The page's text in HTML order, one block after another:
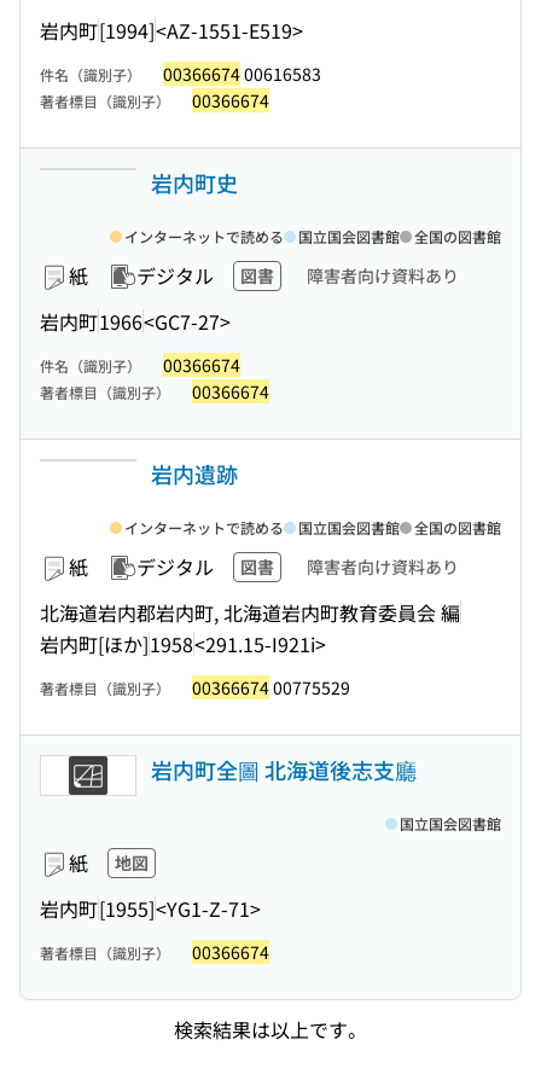
岩内町[1994]<AZ-1551-E519>
件名（識別子） 0036667400616583
著者標目（識別子） 00366674
岩内町史
紙 デジタル 図書 障害者向け資料あり
岩内町1966<GC7-27>
インターネットで読める 国立国会図書館 全国の図書館
件名（識別子） 00366674
著者標目（識別子） 00366674
岩内遺跡
紙 デジタル 図書 障害者向け資料あり
北海道岩内郡岩内町, 北海道岩内町教育委員会 編
岩内町[ほか]1958<291.15-I921i>
インターネットで読める 国立国会図書館 全国の図書館
著者標目（識別子） 0036667400775529
岩内町全圖 北海道後志支廳
紙 地図
岩内町[1955]<YG1-Z-71>
国立国会図書館
著者標目（識別子） 00366674
検索結果は以上です。